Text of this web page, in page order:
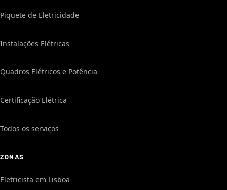
Piquete de Eletricidade
Instalações Elétricas
Quadros Elétricos e Potência
Certificação Elétrica
Todos os serviços
ZONAS
Eletricista em Lisboa